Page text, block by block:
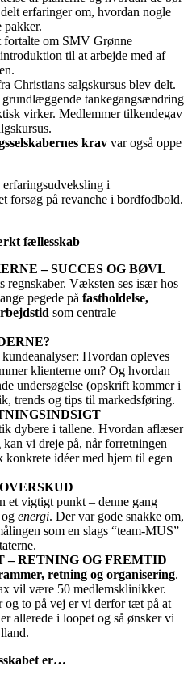
erfaringer om, hvordan nogle
pakker.
fortalte om SMV Grønne
til at arbejde med af
Christians salgskursus blev delt.
grundlæggende tankegangsændring
virker. Medlemmer tilkendegav
krav var også oppe
erfaringsudveksling i
forsøg på revanche i bordfodbold.
fællesskab
– SUCCES OG BØVL
regnskaber. Væksten ses især hos
pegede på fastholdelse,
som centrale
Hvordan opleves
klienterne om? Og hvordan
undersøgelse (opskrift kommer i
trends og tips til markedsføring.
dybere i tallene. Hvordan aflæser
vi dreje på, når forretningen
konkrete idéer med hjem til egen
et vigtigt punkt – denne gang
og energi. Der var gode snakke om,
som en slags “team-MUS”
RETNING OG FREMTID
retning og organisering.
vil være 50 medlemsklinikker.
to på vej er vi derfor tæt på at
allerede i loopet og så ønsker vi
er…